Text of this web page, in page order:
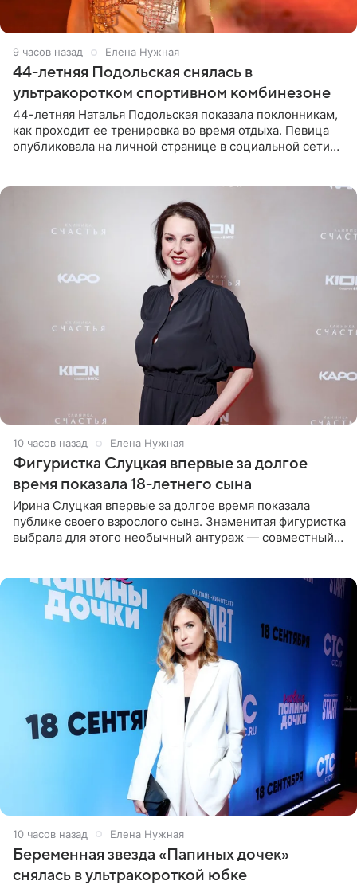
9 часов назад Елена Нужная
44-летняя Подольская снялась в
ультракоротком спортивном комбинезоне
44-летняя Наталья Подольская показала поклонникам,
как проходит ее тренировка во время отдыха. Певица
опубликовала на личной странице в социальной сети
10 часов назад Елена Нужная
Фигуристка Слуцкая впервые за долгое
время показала 18-летнего сына
Ирина Слуцкая впервые за долгое время показала
публике своего взрослого сына. Знаменитая фигуристка
выбрала для этого необычный антураж — совместный
10 часов назад Елена Нужная
Беременная звезда «Папиных дочек»
снялась в ультракороткой юбке